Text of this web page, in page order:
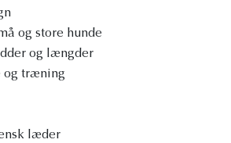
og store hunde
og længder
og træning
læder